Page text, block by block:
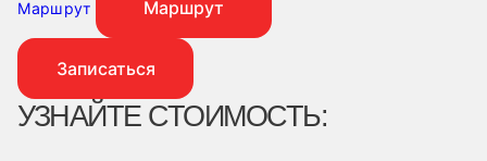
Маршрут Маршрут
Записаться
УЗНАЙТЕ СТОИМОСТЬ: